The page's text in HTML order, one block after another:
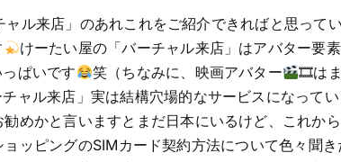
ル来店」のあれこれをご紹介できればと思って
けーたい屋の「バーチャル来店」はアバター要
ぱいです
笑（ちなみに、映画アバター
🎞は
ャル来店」実は結構穴場的なサービスになって
めかと言いますとまだ日本にいるけど、これか
ッピングのSIMカード契約方法について色々聞